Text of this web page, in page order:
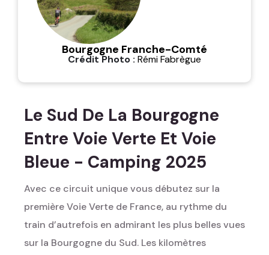
Le Sud De La Bourgogne
Entre Voie Verte Et Voie
Bleue - Camping 2025
Avec ce circuit unique vous débutez sur la
première Voie Verte de France, au rythme du
train d’autrefois en admirant les plus belles vues
sur la Bourgogne du Sud. Les kilomètres
Bourgogne Franche-Comté
Crédit Photo : Rémi Fabrègue